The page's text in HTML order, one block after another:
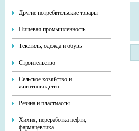
Другие потребительские товары
Пищевая промышленность
Текстиль, одежда и обувь
Строительство
Сельское хозяйство и
животноводство
Резина и пластмассы
Химия, переработка нефти,
фармацевтика